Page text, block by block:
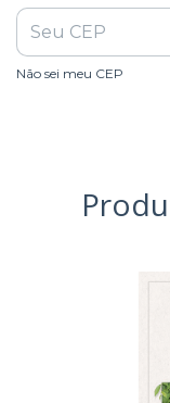
Não sei meu CEP